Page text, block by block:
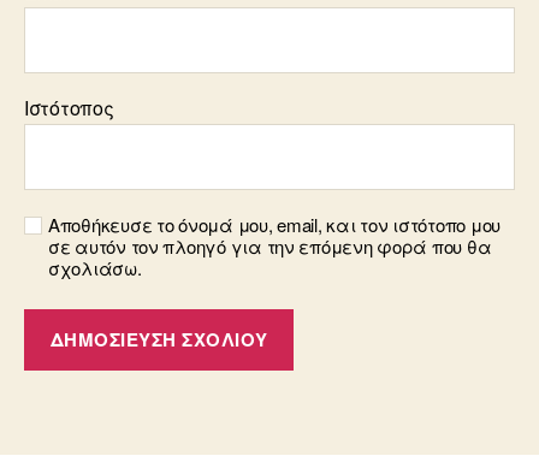
Ιστότοπος
Αποθήκευσε το όνομά μου, email, και τον ιστότοπο μου
σε αυτόν τον πλοηγό για την επόμενη φορά που θα
σχολιάσω.